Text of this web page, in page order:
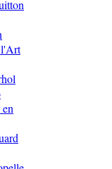
l'Art